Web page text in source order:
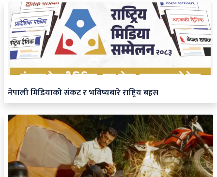
नेपाली मिडियाको संकट र भविष्यबारे राष्ट्रिय बहस